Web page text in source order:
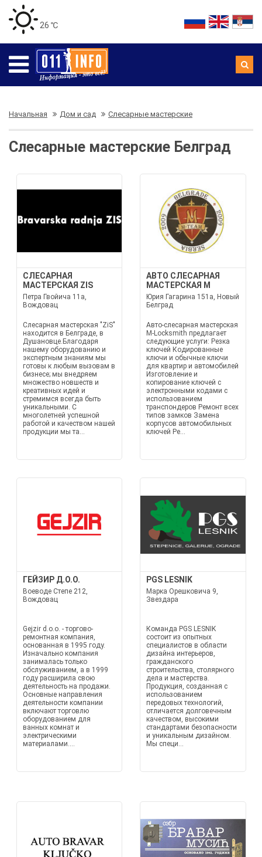
26 ℃
Начальная Дом и сад Слесарные мастерские
Слесарные мастерские Белград
СЛЕСАРНАЯ
МАСТЕРСКАЯ ZIS
Петра Гвойича 11a,
Вождовац
Слесарная мастерская "ZiS"
находится в Белграде, в
Душановце.Благодаря
нашему оборудованию и
экспертным знаниям мы
готовы к любым вызовам в
бизнесе; мы внедряем
множество новшеств и
креативных идей и
стремимся всегда быть
уникальными. С
многолетней успешной
работой и качеством нашей
продукции мы та...
АВТО СЛЕСАРНАЯ
МАСТЕРСКАЯ M
Юрия Гагарина 151а, Новый
Белград
Авто-слесарная мастерская
M-Locksmith предлагает
следующие услуги: Резка
ключей Кодированные
ключи и обычные ключи
для квартир и автомобилей
Изготовление и
копирование ключей с
электронными кодами с
использованием
транспондеров Ремонт всех
типов замков Замена
корпусов автомобильных
ключей Ре...
ГЕЙЗИР Д.О.О.
Воеводе Степе 212,
Вождовац
Gejzir d.o.o. - торгово-
ремонтная компания,
основанная в 1995 году.
Изначально компания
занималась только
обслуживанием, а в 1999
году расширила свою
деятельность на продажи.
Основные направления
деятельности компании
включают торговлю
оборудованием для
ванных комнат и
электрическими
материалами....
PGS LESNIK
Марка Орешковича 9,
Звездара
Команда PGS LESNIK
состоит из опытных
специалистов в области
дизайна интерьеров,
гражданского
строительства, столярного
дела и мастерства.
Продукция, созданная с
использованием
передовых технологий,
отличается долговечным
качеством, высокими
стандартами безопасности
и уникальным дизайном.
Мы специ...